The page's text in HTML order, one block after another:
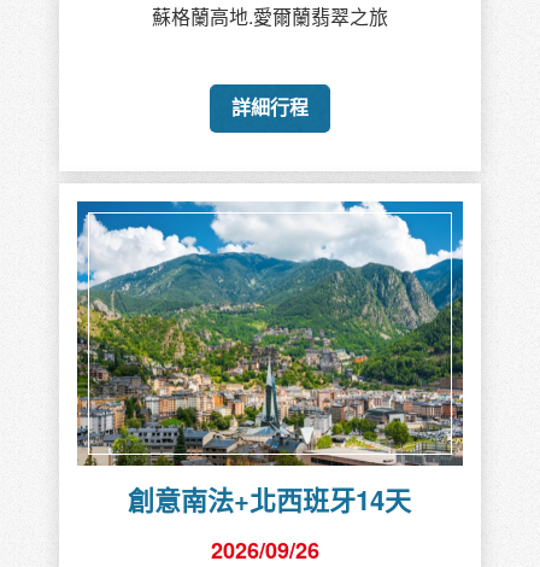
蘇格蘭高地.愛爾蘭翡翠之旅
詳細行程
創意南法+北西班牙14天
2026/09/26